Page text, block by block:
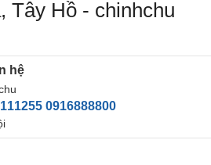
Tây Hồ - chinhchu
hệ
0916888800